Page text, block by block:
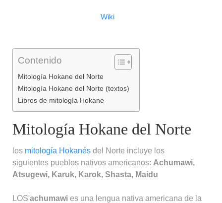
Wiki
Contenido
Mitología Hokane del Norte
Mitología Hokane del Norte (textos)
Libros de mitología Hokane
Mitología Hokane del Norte
los mitología Hokanés del Norte incluye los
siguientes pueblos nativos americanos: Achumawi,
Atsugewi, Karuk, Karok, Shasta, Maidu
LOS'achumawi es una lengua nativa americana de la